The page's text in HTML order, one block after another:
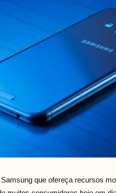
que ofereça recursos